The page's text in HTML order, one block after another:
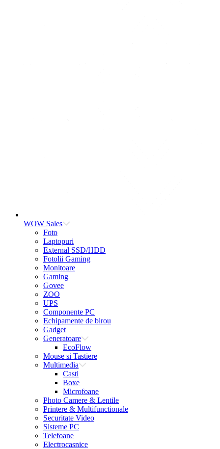
WOW Sales
Foto
Laptopuri
External SSD/HDD
Fotolii Gaming
Monitoare
Gaming
Govee
ZOO
UPS
Componente PC
Echipamente de birou
Gadget
Generatoare
EcoFlow
Mouse si Tastiere
Multimedia
Casti
Boxe
Microfoane
Photo Camere & Lentile
Printere & Multifunctionale
Securitate Video
Sisteme PC
Telefoane
Electrocasnice